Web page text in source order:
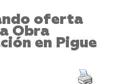
oferta
Obra
en Pigue